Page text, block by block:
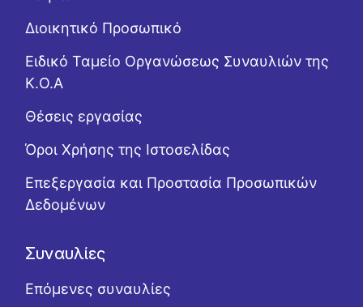
Διοικητικό Προσωπικό
Ειδικό Ταμείο Οργανώσεως Συναυλιών της
Κ.Ο.Α
Θέσεις εργασίας
Όροι Χρήσης της Ιστοσελίδας
Επεξεργασία και Προστασία Προσωπικών
Δεδομένων
Συναυλίες
Επόμενες συναυλίες